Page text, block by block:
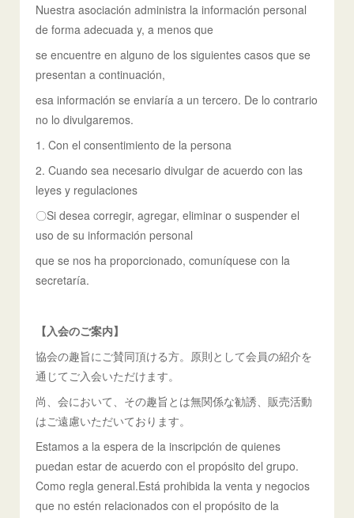
Nuestra asociación administra la información personal
de forma adecuada y, a menos que
se encuentre en alguno de los siguientes casos que se
presentan a continuación,
esa información se enviaría a un tercero. De lo contrario
no lo divulgaremos.
1. Con el consentimiento de la persona
2. Cuando sea necesario divulgar de acuerdo con las
leyes y regulaciones
〇Si desea corregir, agregar, eliminar o suspender el
uso de su información personal
que se nos ha proporcionado, comuníquese con la
secretaría.
【入会のご案内】
協会の趣旨にご賛同頂ける方。原則として会員の紹介を
通じてご入会いただけます。
尚、会において、その趣旨とは無関係な勧誘、販売活動
はご遠慮いただいております。
Estamos a la espera de la inscripción de quienes
puedan estar de acuerdo con el propósito del grupo.
Como regla general.Está prohibida la venta y negocios
que no estén relacionados con el propósito de la